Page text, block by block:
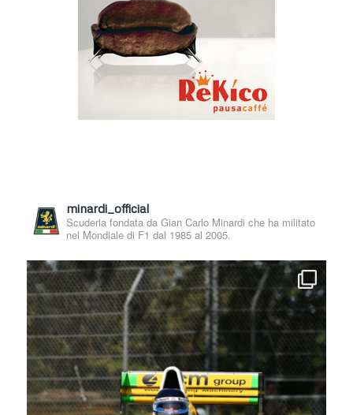
minardi_official
Scuderia fondata da Gian Carlo Minardi che ha militato
nel Mondiale di F1 dal 1985 al 2005.